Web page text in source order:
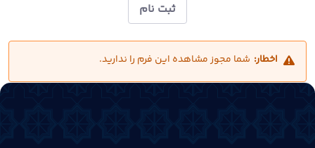
ثبت نام
اخطار: شما مجوز مشاهده این فرم را ندارید.